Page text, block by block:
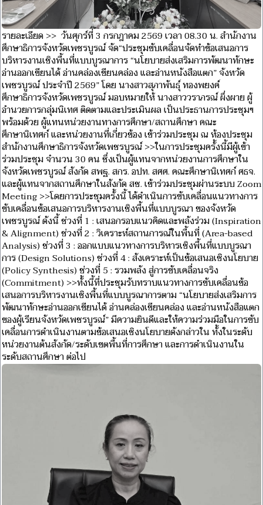
รายละเอียด >> วันศุกร์ที่ 3 กรกฎาคม 2569 เวลา 08.30 น. สำนักงาน
ศึกษาธิการจังหวัดเพชรบูรณ์ จัด“ประชุมขับเคลื่อนจัดทำข้อเสนอการ
บริหารงานเชิงพื้นที่แบบบูรณาการ “นโยบายส่งเสริมการพัฒนาทักษะ
อ่านออกเขียนได้ อ่านคล่องเขียนคล่อง และอ่านหนังสือแตก” จังหวัด
เพชรบูรณ์ ประจำปี 2569” โดย นางสาวสุภาพันธุ์ ทองพยงค์
ศึกษาธิการจังหวัดเพชรบูรณ์ มอบหมายให้ นางสาววราภรณ์ ผึ่งผาย ผู้
อำนวยการกลุ่มนิเทศ ติดตามและประเมินผล เป็นประธานการประชุมฯ
พร้อมด้วย ผู้แทนหน่วยงานทางการศึกษา/สถานศึกษา คณะ
ศึกษานิเทศก์ และหน่วยงานที่เกี่ยวข้อง เข้าร่วมประชุม ณ ห้องประชุม
สำนักงานศึกษาธิการจังหวัดเพชรบูรณ์ >>ในการประชุมครั้งนี้มีผู้เข้า
ร่วมประชุม จำนวน 30 คน ซึ่งเป็นผู้แทนจากหน่วยงานการศึกษาใน
จังหวัดเพชรบูรณ์ สังกัด สพฐ. สกร. อปท. สศศ. คณะศึกษานิเทศก์ ศธจ.
และผู้แทนจากสถานศึกษาในสังกัด สช. เข้าร่วมประชุมผ่านระบบ Zoom
Meeting >>โดยการประชุมครั้งนี้ ได้ดำเนินการขับเคลื่อนแนวทางการ
ขับเคลื่อนข้อเสนอการบริหารงานเชิงพื้นที่แบบบูรณา ของจังหวัด
เพชรบูรณ์ ดังนี้ ช่วงที่ 1 : เสนอกรอบแนวคิดและพลังร่วม (Inspiration
& Alignment) ช่วงที่ 2 : วิเคราะห์สถานการณ์ในพื้นที่ (Area-based
Analysis) ช่วงที่ 3 : ออกแบบแนวทางการบริหารเชิงพื้นที่แบบบูรณา
การ (Design Solutions) ช่วงที่ 4 : สังเคราะห์เป็นข้อเสนอเชิงนโยบาย
(Policy Synthesis) ช่วงที่ 5 : รวมพลัง สู่การขับเคลื่อนจริง
(Commitment) >>ทั้งนี้ที่ประชุมรับทราบแนวทางการขับเคลื่อนข้อ
เสนอการบริหารงานเชิงพื้นที่แบบบูรณาการตาม “นโยบายส่งเสริมการ
พัฒนาทักษะอ่านออกเขียนได้ อ่านคล่องเขียนคล่อง และอ่านหนังสือแตก
ของผู้เรียนจังหวัดเพชรบูรณ์” มีความยินดีและให้ความร่วมมือในการขับ
เคลื่อนการดำเนินงานตามข้อเสนอเชิงนโยบายดังกล่าวใน ทั้งในระดับ
หน่วยงานต้นสังกัด/ระดับเขตพื้นที่การศึกษา และการดำเนินงานใน
ระดับสถานศึกษา ต่อไป